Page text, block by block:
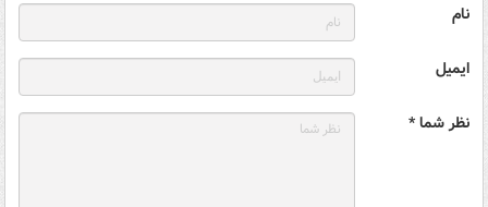
نام
ایمیل
نظر شما *